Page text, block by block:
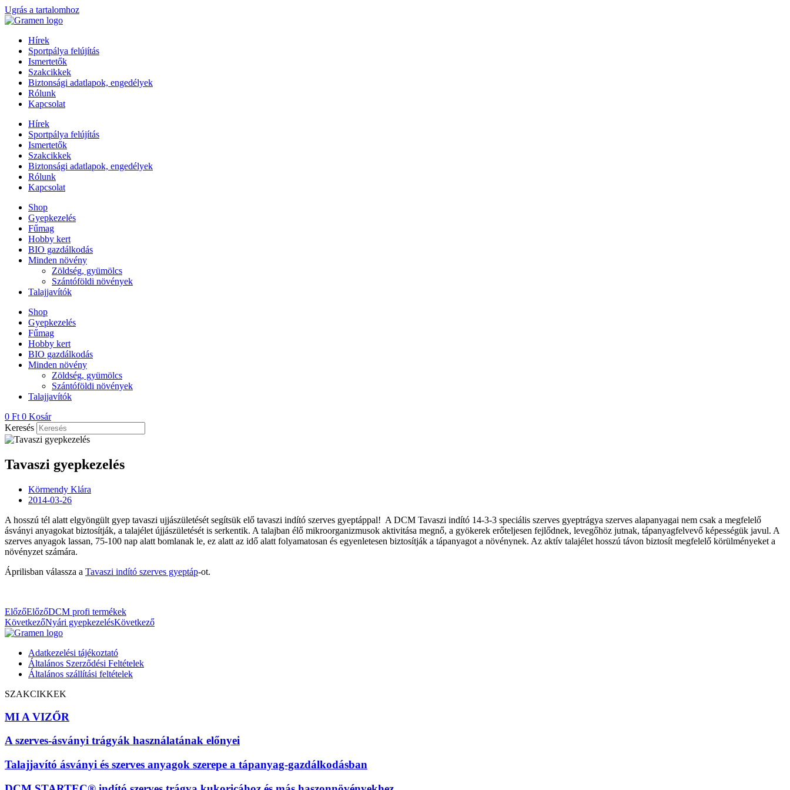
Ugrás a tartalomhoz
Hírek
Sportpálya felújítás
Ismertetők
Szakcikkek
Biztonsági adatlapok, engedélyek
Rólunk
Kapcsolat
Hírek
Sportpálya felújítás
Ismertetők
Szakcikkek
Biztonsági adatlapok, engedélyek
Rólunk
Kapcsolat
Shop
Gyepkezelés
Fűmag
Hobby kert
BIO gazdálkodás
Minden növény
Zöldség, gyümölcs
Szántóföldi növények
Talajjavítók
Shop
Gyepkezelés
Fűmag
Hobby kert
BIO gazdálkodás
Minden növény
Zöldség, gyümölcs
Szántóföldi növények
Talajjavítók
0 Ft 0 Kosár
Keresés
Tavaszi gyepkezelés
Körmendy Klára
2014-03-26
A hosszú tél alatt elgyöngült gyep tavaszi ujjászületését segítsük elő tavaszi indító szerves gyeptáppal! A DCM Tavaszi indító 14-3-3 speciális szerves gyeptrágya szerves alapanyagai nem csak a megfelelő
ásványi anyagokat biztosítják, a talajélet újjászületését is serkentik. A talajban élő mikroorganizmusok aktivitása megnő, a gyökerek erőteljesen fejlődnek, levegőhöz jutnak, tápanyagfelvevő képességük javul. A
szerves anyagok lassan, 75-100 nap alatt bomlanak le, ez alatt az idő alatt folyamatosan és egyenletesen biztosítják a tápanyagot a növénynek. Az aktív talajélet hosszú távon biztosít megfelelő körülményeket a
növényzet számára.
Áprilisban válassza a Tavaszi indító szerves gyeptáp-ot.
ElőzőElőzőDCM profi termékek
KövetkezőNyári gyepkezelésKövetkező
Adatkezelési tájékoztató
Általános Szerződési Feltételek
Általános szállítási feltételek
SZAKCIKKEK
MI A VIZŐR
A szerves-ásványi trágyák használatának előnyei
Talajjavító ásványi és szerves anyagok szerepe a tápanyag-gazdálkodásban